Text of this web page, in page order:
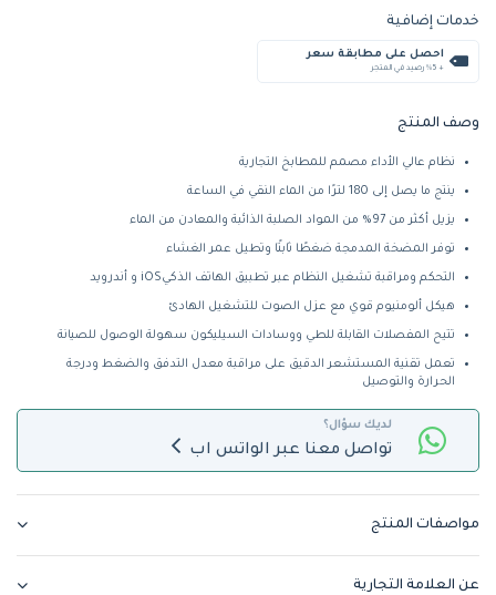
خدمات إضافية
احصل على مطابقة سعر
+ %5 رصيد في المتجر
وصف المنتج
نظام عالي الأداء مصمم للمطابخ التجارية
ينتج ما يصل إلى 180 لترًا من الماء النقي في الساعة
يزيل أكثر من 97% من المواد الصلبة الذائبة والمعادن من الماء
توفر المضخة المدمجة ضغطًا ثابتًا وتطيل عمر الغشاء
التحكم ومراقبة تشغيل النظام عبر تطبيق الهاتف الذكيiOS و أندرويد
هيكل ألومنيوم قوي مع عزل الصوت للتشغيل الهادئ
تتيح المفصلات القابلة للطي ووسادات السيليكون سهولة الوصول للصيانة
تعمل تقنية المستشعر الدقيق على مراقبة معدل التدفق والضغط ودرجة
الحرارة والتوصيل
لديك سؤال؟
تواصل معنا عبر الواتس اب
مواصفات المنتج
عن العلامة التجارية